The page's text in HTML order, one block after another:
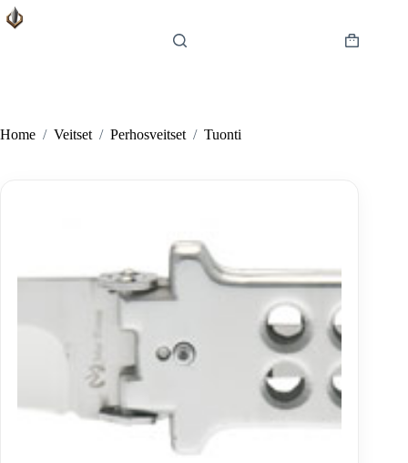
Skip
to
Shopping
Home / Veitset / Perhosveitset / Tuonti